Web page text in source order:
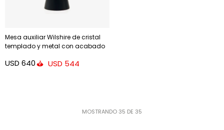
Mesa auxiliar Wilshire de cristal
templado y metal con acabado
USD 640 USD 544
MOSTRANDO 35 DE 35